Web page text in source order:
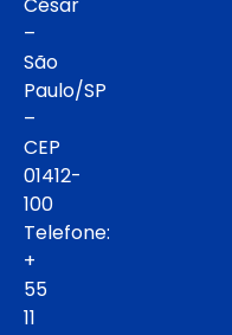
César
–
São
Paulo/SP
–
CEP
01412-
100
Telefone:
+
55
11